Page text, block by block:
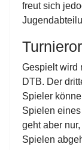
freut sich
Gespielt wird
DTB. Der
Spieler
Spielen
geht aber
Spielen